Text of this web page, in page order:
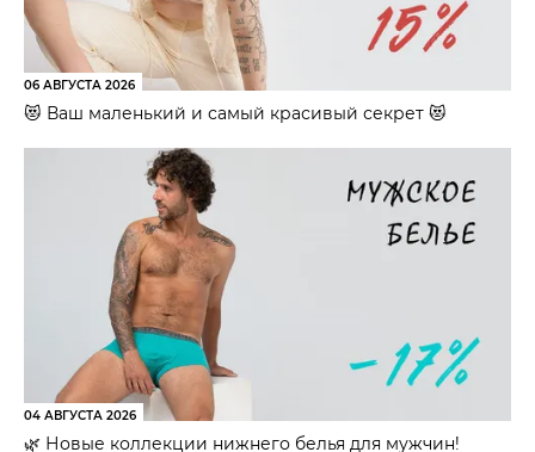
06 АВГУСТА 2026
😻 Ваш маленький и самый красивый секрет 😻
04 АВГУСТА 2026
🌿 Новые коллекции нижнего белья для мужчин!